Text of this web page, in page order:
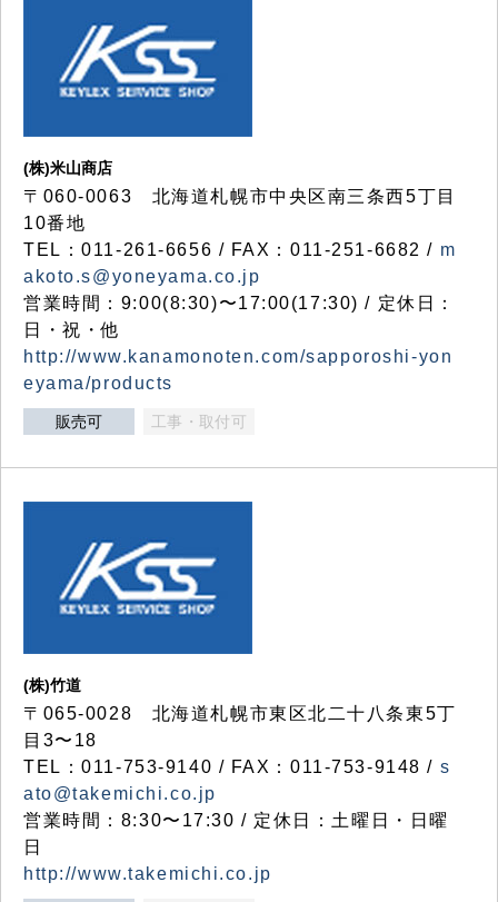
(株)米山商店
〒060-0063 北海道札幌市中央区南三条西5丁目
10番地
TEL：011-261-6656 / FAX：011-251-6682 / m
akoto.s@yoneyama.co.jp
営業時間：9:00(8:30)〜17:00(17:30) / 定休日：
日・祝・他
http://www.kanamonoten.com/sapporoshi-yon
eyama/products
販売可 工事・取付可
(株)竹道
〒065-0028 北海道札幌市東区北二十八条東5丁
目3〜18
TEL：011-753-9140 / FAX：011-753-9148 / s
ato@takemichi.co.jp
営業時間：8:30〜17:30 / 定休日：土曜日・日曜
日
http://www.takemichi.co.jp